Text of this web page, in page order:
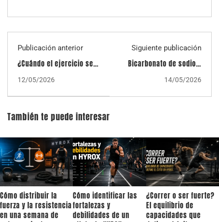
Publicación anterior
¿Cuándo el ejercicio se
Un vistazo al
12/05/2026
Siguiente publicación
Bicarbonato de sodio y
composición corporal la
14/05/2026
También te puede interesar
Cómo distribuir la
fuerza y la resistencia
en una semana de
Cómo identificar las
fortalezas y
debilidades de un
¿Correr o ser fuerte?
El equilibrio de
capacidades que